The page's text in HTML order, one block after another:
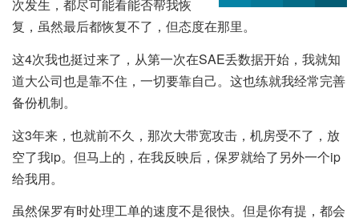
次发生，都尽可能看能否帮我恢
复，虽然最后都恢复不了，但态度在那里。
这4次我也挺过来了，从第一次在SAE丢数据开始，我就知
道大公司也是靠不住，一切要靠自己。这也练就我经常完善
备份机制。
这3年来，也就前不久，那次大带宽攻击，机房受不了，放
空了我ip。但马上的，在我反映后，保罗就给了另外一个ip
给我用。
虽然保罗有时处理工单的速度不是很快。但是你有提，都会